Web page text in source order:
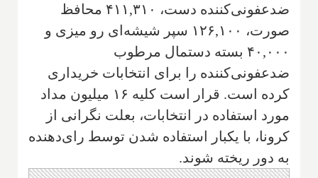
ضدعفونی‌کننده دست، ۴۱۱,۳۱۰ محافظ
صورت، ۱۲۶,۱۰۰ سپر شیشه‌ای رو میزی و
۴۰,۰۰۰ بسته دستمال مرطوب
ضدعفونی‌کننده را برای انتخابات خریداری
کرده است. قرار است کلیه ۱۶ میلیون مداد
مورد استفاده در انتخابات، بعلت نگرانی از
کرونا، با یکبار استفاده شدن توسط رای‌دهنده
به دور ریخته شوند.